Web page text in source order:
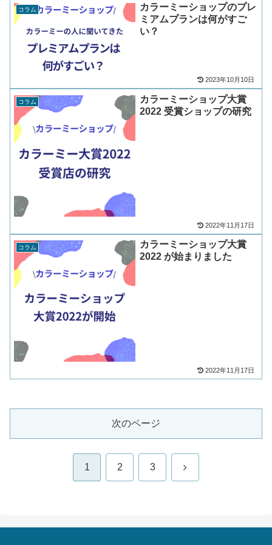
コラム
カラーミーショップのプレ
ミアムプランは何がすご
い？
2023年10月10日
コラム
カラーミーショップ大賞
2022 受賞ショップの研究
2022年11月17日
コラム
カラーミーショップ大賞
2022 が始まりました
2022年11月17日
次のページ
1 2 3 次